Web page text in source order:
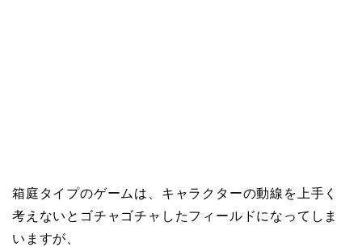
箱庭タイプのゲームは、キャラクターの動線を上手く
考えないとゴチャゴチャしたフィールドになってしま
いますが、